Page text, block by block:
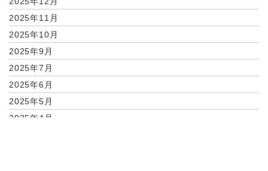
2025年11月
2025年10月
2025年9月
2025年7月
2025年6月
2025年5月
2025年4月